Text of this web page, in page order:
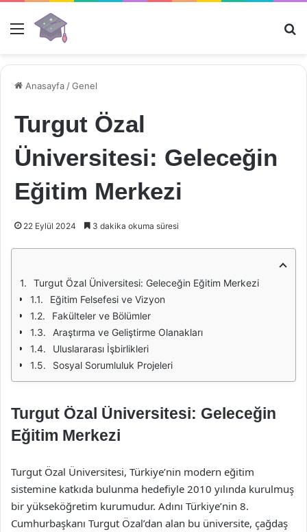
Menü
Anasayfa /Genel
Turgut Özal
Üniversitesi: Geleceğin
Eğitim Merkezi
22 Eylül 2024 3 dakika okuma süresi
Turgut Özal Üniversitesi: Geleceğin Eğitim Merkezi
Eğitim Felsefesi ve Vizyon
Fakülteler ve Bölümler
Araştırma ve Geliştirme Olanakları
Uluslararası İşbirlikleri
Sosyal Sorumluluk Projeleri
Turgut Özal Üniversitesi: Geleceğin
Eğitim Merkezi
Turgut Özal Üniversitesi, Türkiye’nin modern eğitim
sistemine katkıda bulunma hedefiyle 2010 yılında kurulmuş
bir yükseköğretim kurumudur. Adını Türkiye’nin 8.
Cumhurbaşkanı Turgut Özal’dan alan bu üniversite, çağdaş